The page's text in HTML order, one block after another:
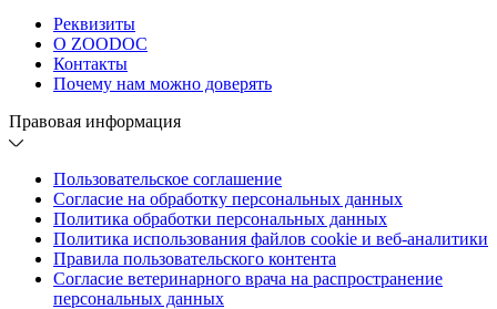
Реквизиты
О ZOODOC
Контакты
Почему нам можно доверять
Правовая информация
Пользовательское соглашение
Согласие на обработку персональных данных
Политика обработки персональных данных
Политика использования файлов cookie и веб-аналитики
Правила пользовательского контента
Согласие ветеринарного врача на распространение
персональных данных